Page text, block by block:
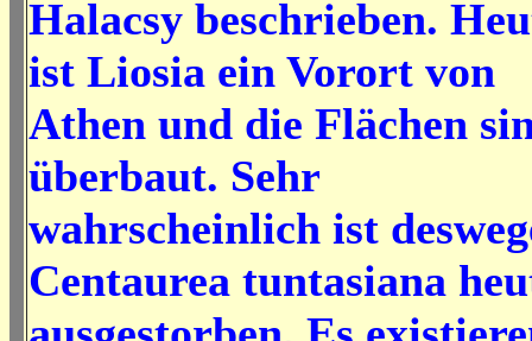
Halacsy beschrieben.
ist Liosia ein Vorort von
Athen und die Flächen
überbaut. Sehr
wahrscheinlich ist
Centaurea tuntasiana